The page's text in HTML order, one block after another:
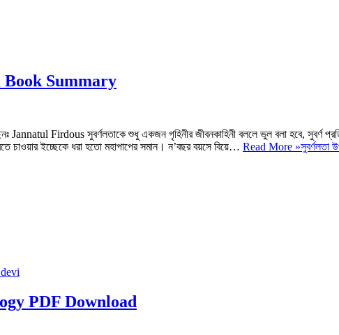
Book Summary
Jannatul Firdous সুবর্ণলতাকে শুধু একজন গৃহিনীর জীবনকাহিনী বললে ভুল বলা হবে, সুবর্ণ
চাওয়ার ইচ্ছেকে ধরা হতো মহাপাপের সমান। ন’বছর বয়সে বিয়ে… Read More »সুবর্ণলতা
PDF Download